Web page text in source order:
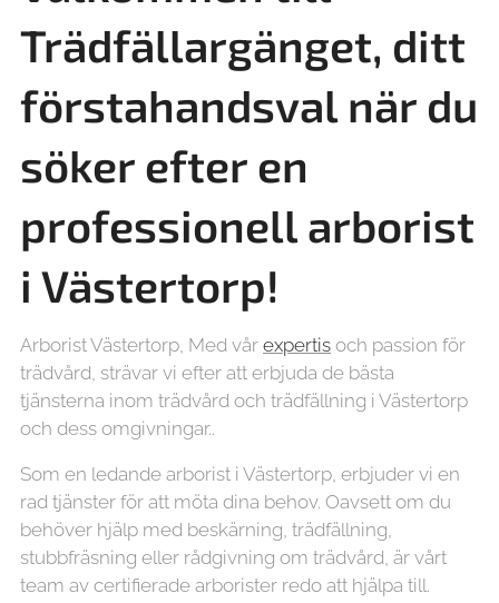
Trädfällargänget, ditt
förstahandsval när du
söker efter en
professionell arborist
i Västertorp!
Arborist Västertorp, Med vår expertis och passion för
trädvård, strävar vi efter att erbjuda de bästa
tjänsterna inom trädvård och trädfällning i Västertorp
och dess omgivningar..
Som en ledande arborist i Västertorp, erbjuder vi en
rad tjänster för att möta dina behov. Oavsett om du
behöver hjälp med beskärning, trädfällning,
stubbfräsning eller rådgivning om trädvård, är vårt
team av certifierade arborister redo att hjälpa till.